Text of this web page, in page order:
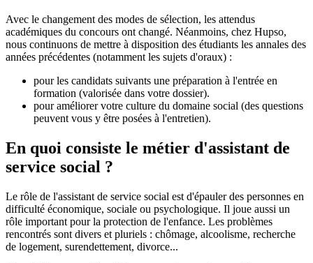
Avec le changement des modes de sélection, les attendus
académiques du concours ont changé. Néanmoins, chez Hupso,
nous continuons de mettre à disposition des étudiants les annales des
années précédentes (notamment les sujets d'oraux) :
pour les candidats suivants une préparation à l'entrée en
formation (valorisée dans votre dossier).
pour améliorer votre culture du domaine social (des questions
peuvent vous y être posées à l'entretien).
En quoi consiste le métier d'assistant de
service social ?
Le rôle de l'assistant de service social est d'épauler des personnes en
difficulté économique, sociale ou psychologique. Il joue aussi un
rôle important pour la protection de l'enfance. Les problèmes
rencontrés sont divers et pluriels : chômage, alcoolisme, recherche
de logement, surendettement, divorce...